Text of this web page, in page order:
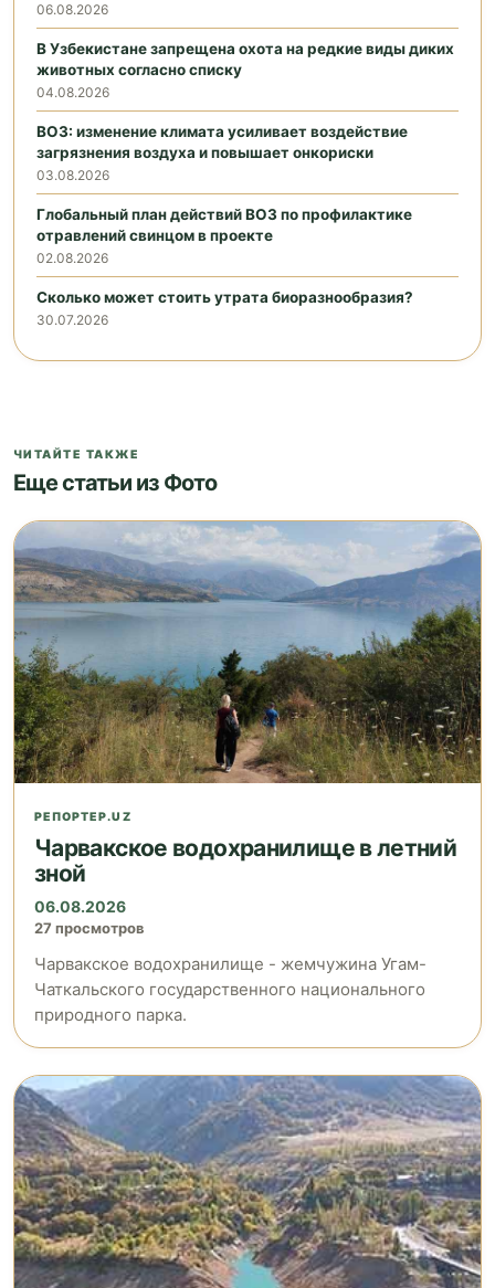
06.08.2026
В Узбекистане запрещена охота на редкие виды диких
животных согласно списку
04.08.2026
ВОЗ: изменение климата усиливает воздействие
загрязнения воздуха и повышает онкориски
03.08.2026
Глобальный план действий ВОЗ по профилактике
отравлений свинцом в проекте
02.08.2026
Сколько может стоить утрата биоразнообразия?
30.07.2026
ЧИТАЙТЕ ТАКЖЕ
Еще статьи из Фото
РЕПОРТЕР.UZ
Чарвакское водохранилище в летний
зной
06.08.2026
27 просмотров
Чарвакское водохранилище - жемчужина Угам-
Чаткальского государственного национального
природного парка.